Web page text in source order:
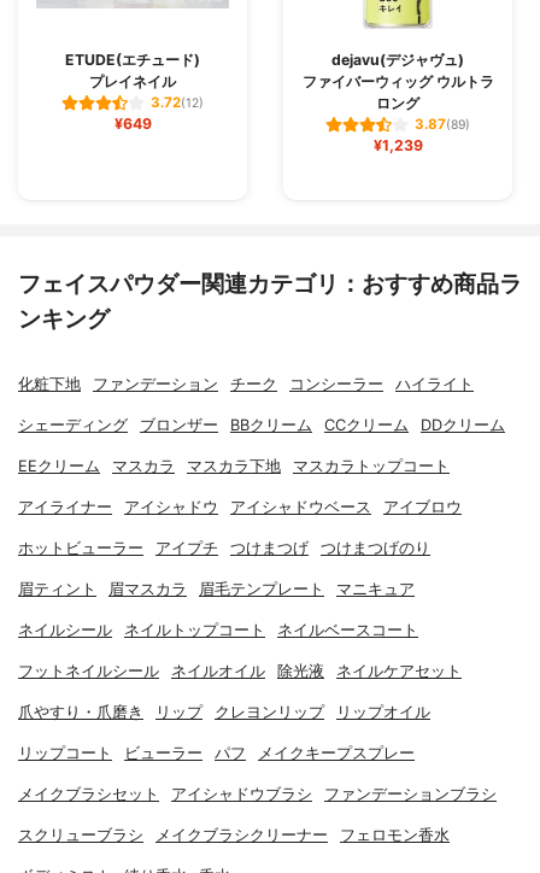
ETUDE(エチュード)
プレイネイル
3.72(12)
¥649
dejavu(デジャヴュ)
ファイバーウィッグ ウルトラ
ロング
3.87(89)
¥1,239
フェイスパウダー関連カテゴリ：おすすめ商品ラ
ンキング
化粧下地 ファンデーション チーク コンシーラー ハイライト
シェーディング ブロンザー BBクリーム CCクリーム DDクリーム
EEクリーム マスカラ マスカラ下地 マスカラトップコート
アイライナー アイシャドウ アイシャドウベース アイブロウ
ホットビューラー アイプチ つけまつげ つけまつげのり
眉ティント 眉マスカラ 眉毛テンプレート マニキュア
ネイルシール ネイルトップコート ネイルベースコート
フットネイルシール ネイルオイル 除光液 ネイルケアセット
爪やすり・爪磨き リップ クレヨンリップ リップオイル
リップコート ビューラー パフ メイクキープスプレー
メイクブラシセット アイシャドウブラシ ファンデーションブラシ
スクリューブラシ メイクブラシクリーナー フェロモン香水